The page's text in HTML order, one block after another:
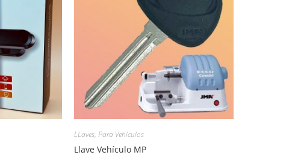
LLaves, Para Vehículos
Llave Vehículo MP